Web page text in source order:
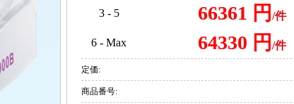
3 - 5 66361 円 /件
6 - Max 64330 円 /件
定価:
商品番号: